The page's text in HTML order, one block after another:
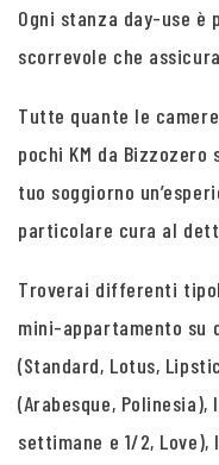
Ogni stanza day-use è
scorrevole che
Tutte quante le
pochi KM da
tuo soggiorno
particolare cura al
Troverai differenti
mini-appartamento su
(Standard, Lotus,
(Arabesque,
settimane e 1/2,